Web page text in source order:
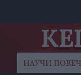
НАУЧИ